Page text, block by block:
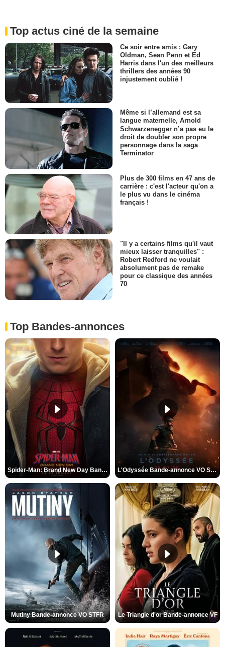
Top actus ciné de la semaine
Ce soir entre amis : Gary
Oldman, Sean Penn et Ed
Harris dans l'un des meilleurs
thrillers des années 90
injustement oublié !
Même si l’allemand est sa
langue maternelle, Arnold
Schwarzenegger n’a pas eu le
droit de doubler son propre
personnage dans la saga
Terminator
Plus de 300 films en 47 ans de
carrière : c'est l'acteur qu'on a
le plus vu dans le cinéma
français !
"Il y a certains films qu'il vaut
mieux laisser tranquilles" :
Robert Redford ne voulait
absolument pas de remake
pour ce classique des années
70
Top Bandes-annonces
Spider-Man: Brand New Day Bande-annonce VO STFR L'Odyssée Bande-annonce VO STFR
Mutiny Bande-annonce VO STFR Le Triangle d'or Bande-annonce VF